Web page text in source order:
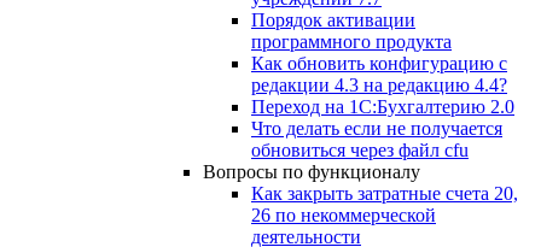
Порядок активации
программного продукта
Как обновить конфигурацию с
редакции 4.3 на редакцию 4.4?
Переход на 1С:Бухгалтерию 2.0
Что делать если не получается
обновиться через файл cfu
Вопросы по функционалу
Как закрыть затратные счета 20,
26 по некоммерческой
деятельности